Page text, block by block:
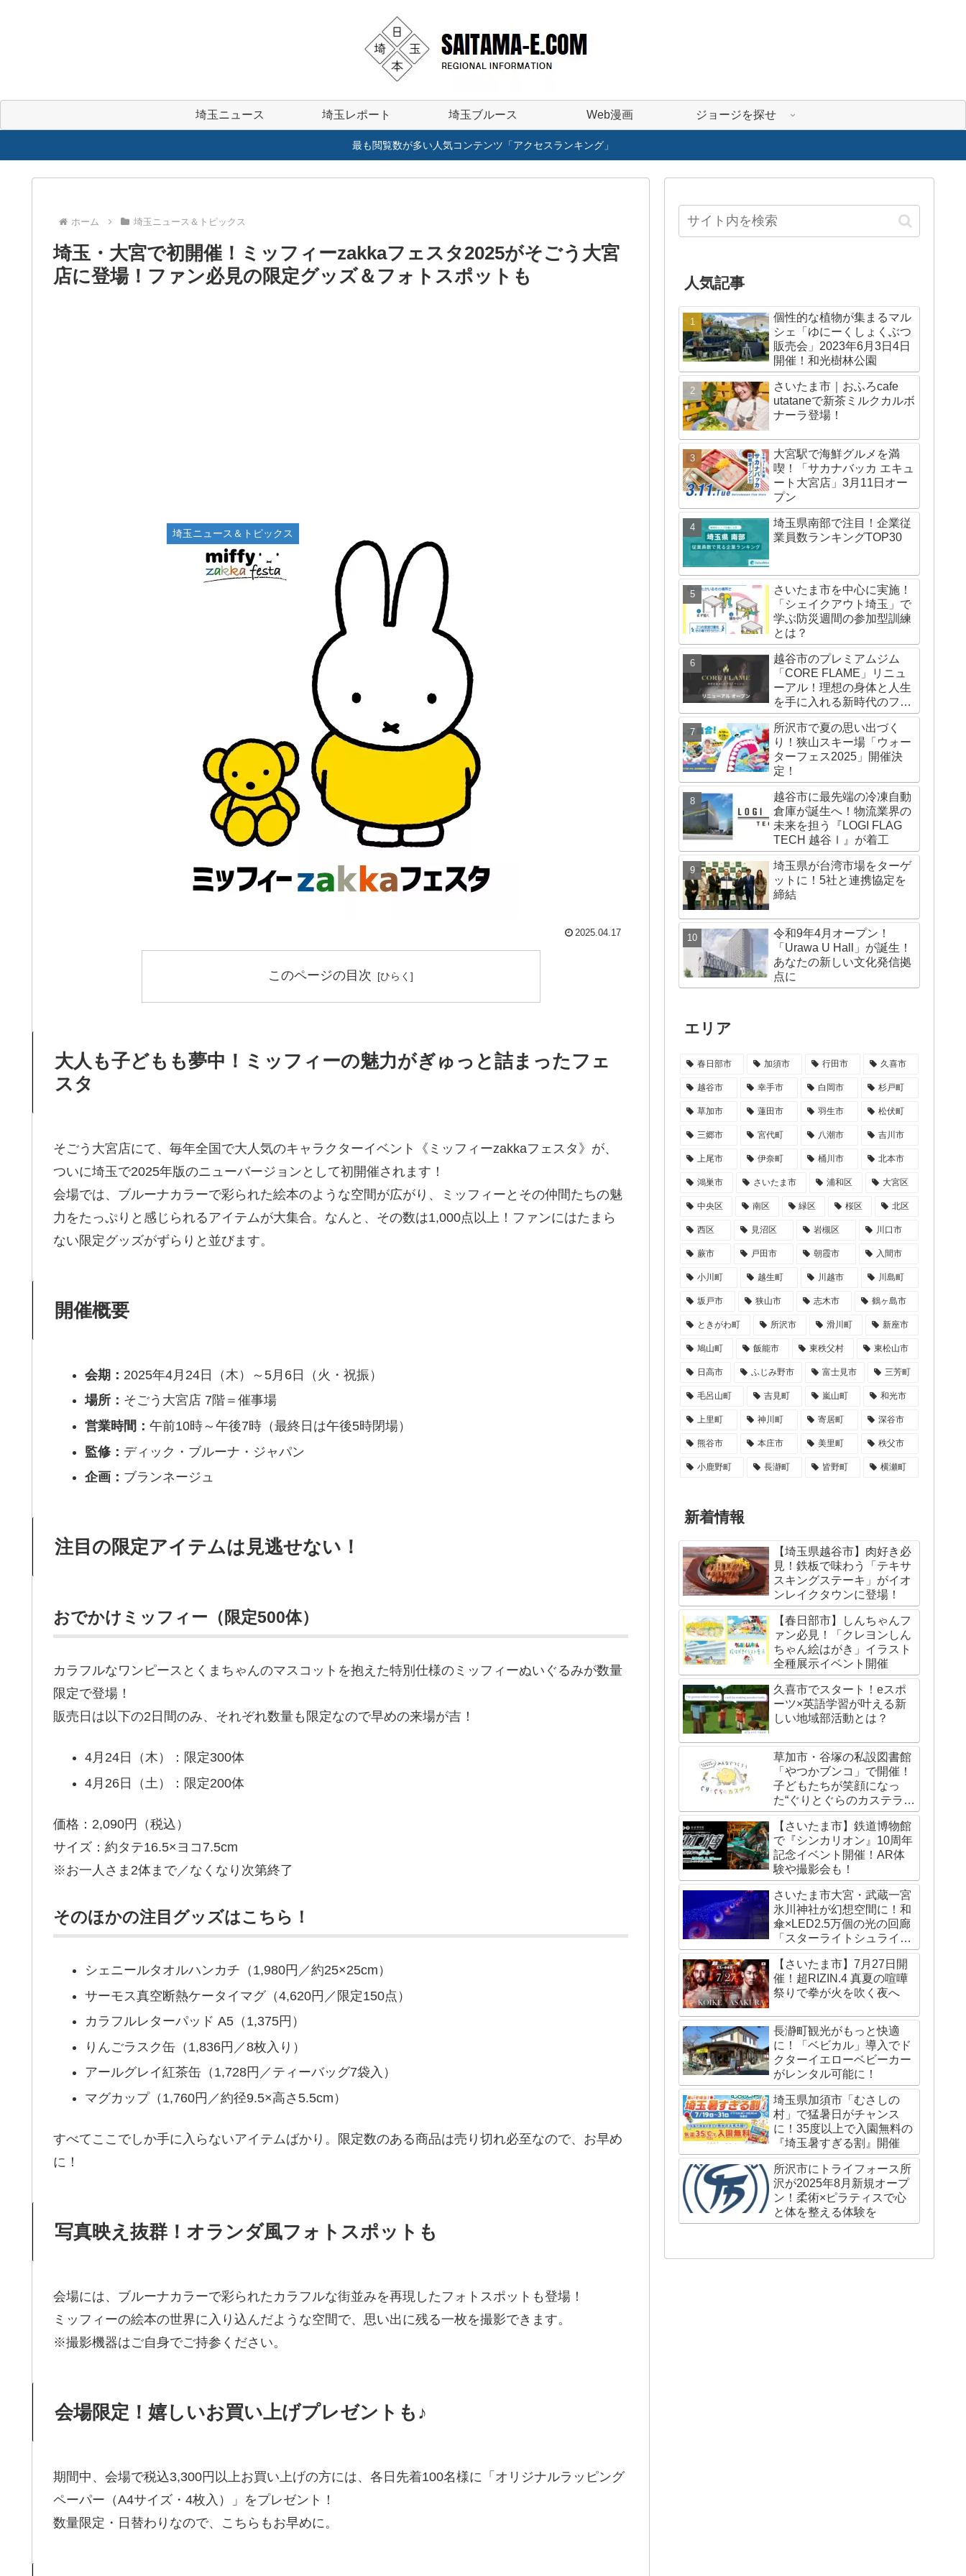
埼玉ニュース 埼玉レポート 埼玉ブルース Web漫画 ジョージを探せ
最も閲覧数が多い人気コンテンツ「アクセスランキング」
ホーム 埼玉ニュース＆トピックス
埼玉・大宮で初開催！ミッフィーzakkaフェスタ2025がそごう大宮
店に登場！ファン必見の限定グッズ＆フォトスポットも
埼玉ニュース＆トピックス
2025.04.17
このページの目次
大人も子どもも夢中！ミッフィーの魅力がぎゅっと詰まったフェ
スタ
そごう大宮店にて、毎年全国で大人気のキャラクターイベント《ミッフィーzakkaフェスタ》が、
ついに埼玉で2025年版のニューバージョンとして初開催されます！
会場では、ブルーナカラーで彩られた絵本のような空間が広がり、ミッフィーとその仲間たちの魅
力をたっぷりと感じられるアイテムが大集合。なんと、その数は1,000点以上！ファンにはたまら
ない限定グッズがずらりと並びます。
開催概要
会期： 2025年4月24日（木）～5月6日（火・祝振）
場所： そごう大宮店 7階＝催事場
営業時間： 午前10時～午後7時（最終日は午後5時閉場）
監修： ディック・ブルーナ・ジャパン
企画： ブランネージュ
注目の限定アイテムは見逃せない！
おでかけミッフィー（限定500体）
カラフルなワンピースとくまちゃんのマスコットを抱えた特別仕様のミッフィーぬいぐるみが数量
限定で登場！
販売日は以下の2日間のみ、それぞれ数量も限定なので早めの来場が吉！
4月24日（木）：限定300体
4月26日（土）：限定200体
価格：2,090円（税込）
サイズ：約タテ16.5×ヨコ7.5cm
※お一人さま2体まで／なくなり次第終了
そのほかの注目グッズはこちら！
シェニールタオルハンカチ（1,980円／約25×25cm）
サーモス真空断熱ケータイマグ（4,620円／限定150点）
カラフルレターパッド A5（1,375円）
りんごラスク缶（1,836円／8枚入り）
アールグレイ紅茶缶（1,728円／ティーバッグ7袋入）
マグカップ（1,760円／約径9.5×高さ5.5cm）
すべてここでしか手に入らないアイテムばかり。限定数のある商品は売り切れ必至なので、お早め
に！
写真映え抜群！オランダ風フォトスポットも
会場には、ブルーナカラーで彩られたカラフルな街並みを再現したフォトスポットも登場！
ミッフィーの絵本の世界に入り込んだような空間で、思い出に残る一枚を撮影できます。
※撮影機器はご自身でご持参ください。
会場限定！嬉しいお買い上げプレゼントも♪
期間中、会場で税込3,300円以上お買い上げの方には、各日先着100名様に「オリジナルラッピング
ペーパー（A4サイズ・4枚入）」をプレゼント！
数量限定・日替わりなので、こちらもお早めに。
人気記事
個性的な植物が集まるマル
シェ「ゆにーくしょくぶつ
販売会」2023年6月3日4日
開催！和光樹林公園
さいたま市｜おふろcafe
utataneで新茶ミルクカルボ
ナーラ登場！
大宮駅で海鮮グルメを満
喫！「サカナバッカ エキュ
ート大宮店」3月11日オー
プン
埼玉県南部で注目！企業従
業員数ランキングTOP30
さいたま市を中心に実施！
「シェイクアウト埼玉」で
学ぶ防災週間の参加型訓練
とは？
越谷市のプレミアムジム
「CORE FLAME」リニュ
ーアル！理想の身体と人生
を手に入れる新時代のフィ
ットネス体験とは
所沢市で夏の思い出づく
り！狭山スキー場「ウォー
ターフェス2025」開催決
定！
越谷市に最先端の冷凍自動
倉庫が誕生へ！物流業界の
未来を担う『LOGI FLAG
TECH 越谷Ⅰ』が着工
埼玉県が台湾市場をターゲ
ットに！5社と連携協定を
締結
令和9年4月オープン！
「Urawa U Hall」が誕生！
あなたの新しい文化発信拠
点に
エリア
春日部市 加須市 行田市 久喜市
越谷市 幸手市 白岡市 杉戸町
草加市 蓮田市 羽生市 松伏町
三郷市 宮代町 八潮市 吉川市
上尾市 伊奈町 桶川市 北本市
鴻巣市 さいたま市 浦和区 大宮区
中央区 南区 緑区 桜区 北区
西区 見沼区 岩槻区 川口市
蕨市 戸田市 朝霞市 入間市
小川町 越生町 川越市 川島町
坂戸市 狭山市 志木市 鶴ヶ島市
ときがわ町 所沢市 滑川町 新座市
鳩山町 飯能市 東秩父村 東松山市
日高市 ふじみ野市 富士見市 三芳町
毛呂山町 吉見町 嵐山町 和光市
上里町 神川町 寄居町 深谷市
熊谷市 本庄市 美里町 秩父市
小鹿野町 長瀞町 皆野町 横瀬町
新着情報
【埼玉県越谷市】肉好き必
見！鉄板で味わう「テキサ
スキングステーキ」がイオ
ンレイクタウンに登場！
【春日部市】しんちゃんフ
ァン必見！「クレヨンしん
ちゃん絵はがき」イラスト
全種展示イベント開催
久喜市でスタート！eスポ
ーツ×英語学習が叶える新
しい地域部活動とは？
草加市・谷塚の私設図書館
「やつかブンコ」で開催！
子どもたちが笑顔になっ
た“ぐりとぐらのカステライ
ベント”レポート
【さいたま市】鉄道博物館
で『シンカリオン』10周年
記念イベント開催！AR体
験や撮影会も！
さいたま市大宮・武蔵一宮
氷川神社が幻想空間に！和
傘×LED2.5万個の光の回廊
「スターライトシュライ
ン」が国内外で話題
【さいたま市】7月27日開
催！超RIZIN.4 真夏の喧嘩
祭りで拳が火を吹く夜へ
長瀞町観光がもっと快適
に！「ベビカル」導入でド
クターイエローベビーカー
がレンタル可能に！
埼玉県加須市「むさしの
村」で猛暑日がチャンス
に！35度以上で入園無料の
『埼玉暑すぎる割』開催
所沢市にトライフォース所
沢が2025年8月新規オープ
ン！柔術×ピラティスで心
と体を整える体験を